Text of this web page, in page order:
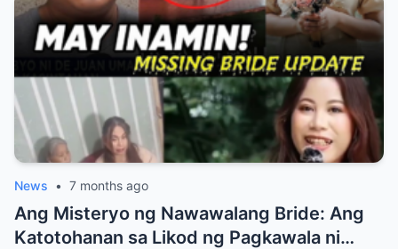
News • 7 months ago
Ang Misteryo ng Nawawalang Bride: Ang
Katotohanan sa Likod ng Pagkawala ni